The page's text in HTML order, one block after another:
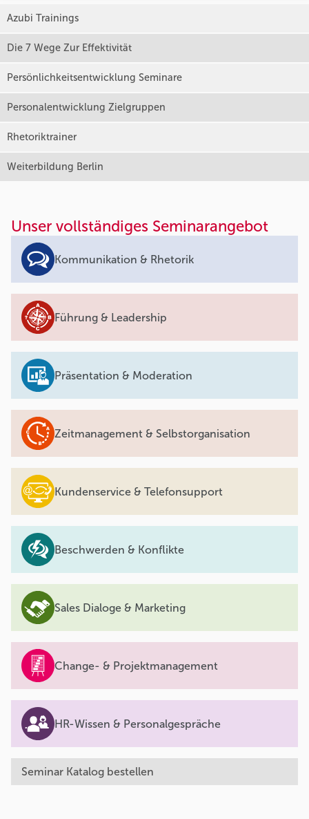
Azubi Trainings
Die 7 Wege Zur Effektivität
Persönlichkeitsentwicklung Seminare
Personalentwicklung Zielgruppen
Rhetoriktrainer
Weiterbildung Berlin
Unser vollständiges Seminarangebot
Kommunikation & Rhetorik
Führung & Leadership
Präsentation & Moderation
Zeitmanagement & Selbstorganisation
Kundenservice & Telefonsupport
Beschwerden & Konflikte
Sales Dialoge & Marketing
Change- & Projektmanagement
HR-Wissen & Personalgespräche
Seminar Katalog bestellen